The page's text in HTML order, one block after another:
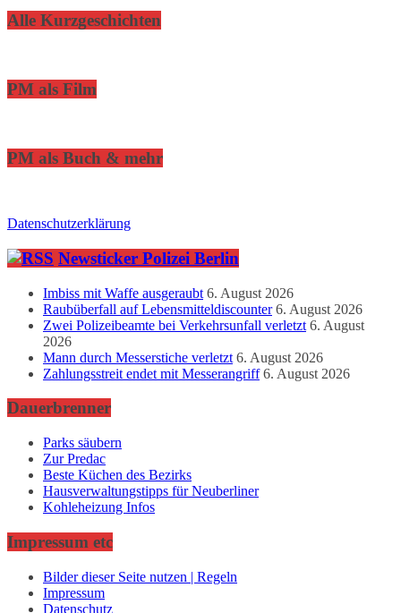
Alle Kurzgeschichten
PM als Film
PM als Buch & mehr
Datenschutzerklärung
Newsticker Polizei Berlin
Imbiss mit Waffe ausgeraubt 6. August 2026
Raubüberfall auf Lebensmitteldiscounter 6. August 2026
Zwei Polizeibeamte bei Verkehrsunfall verletzt 6. August
2026
Mann durch Messerstiche verletzt 6. August 2026
Zahlungsstreit endet mit Messerangriff 6. August 2026
Dauerbrenner
Parks säubern
Zur Predac
Beste Küchen des Bezirks
Hausverwaltungstipps für Neuberliner
Kohleheizung Infos
Impressum etc
Bilder dieser Seite nutzen | Regeln
Impressum
Datenschutz